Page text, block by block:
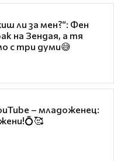
ли за мен?“: Фен
на Зендая, а тя
с три думи😅
– младоженец: